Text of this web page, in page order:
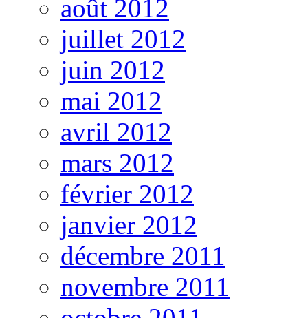
août 2012
juillet 2012
juin 2012
mai 2012
avril 2012
mars 2012
février 2012
janvier 2012
décembre 2011
novembre 2011